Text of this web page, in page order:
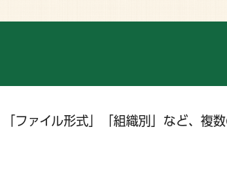
ファイル形式」「組織別」など、複